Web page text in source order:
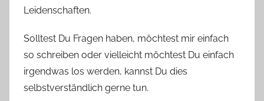
Leidenschaften.
Solltest Du Fragen haben, möchtest mir einfach
so schreiben oder vielleicht möchtest Du einfach
irgendwas los werden, kannst Du dies
selbstverständlich gerne tun.